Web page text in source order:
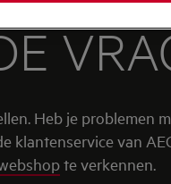
Heb je problemen
van
te verkennen.